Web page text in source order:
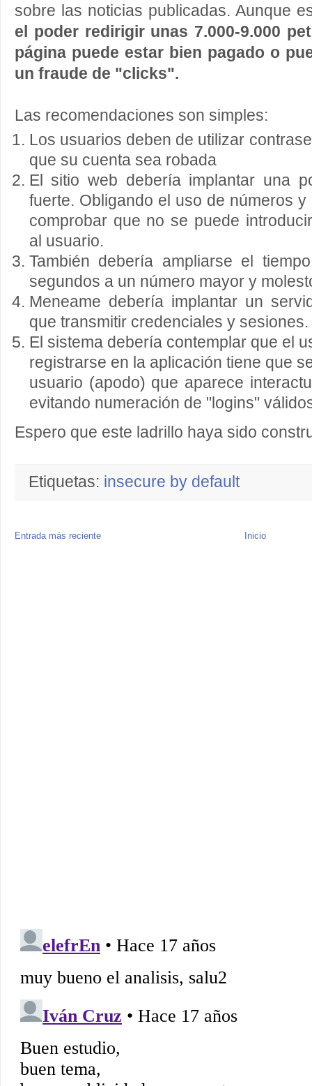
sobre las noticias publicadas. Aunque
el poder redirigir unas 7.000-9.000
página puede estar bien pagado o
un fraude de "clicks".
Las recomendaciones son simples:
Los usuarios deben de utilizar
que su cuenta sea robada
El sitio web debería implantar una
fuerte. Obligando el uso de números
comprobar que no se puede
al usuario.
También debería ampliarse el
segundos a un número mayor y
Meneame debería implantar un
que transmitir credenciales y sesiones.
El sistema debería contemplar que el
registrarse en la aplicación tiene que
usuario (apodo) que aparece
evitando numeración de "logins"
Espero que este ladrillo haya sido
Etiquetas: insecure by default
Entrada más reciente Inicio